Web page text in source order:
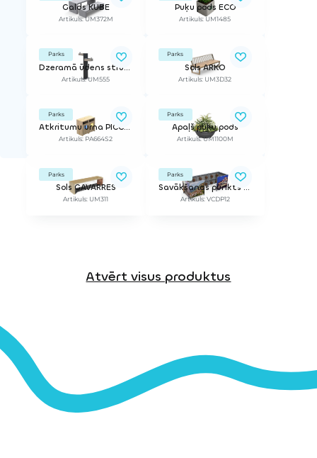
Galds KUBE
Artikuls: UM372M
Puķu pods ECO
Artikuls: UM1485
Parks
Dzeramā ūdens strūklaka TREE
Artikuls: UM555
Parks
Sols ARKO
Artikuls: UM3D32
Parks
Atkritumu urna PICCO 2
Artikuls: PA664S2
Parks
Apaļš puķu pods
Artikuls: UM1100M
Parks
Sols GAVARRES
Artikuls: UM311
Parks
Savākšanas punkts EKA
Artikuls: VCDP12
Atvērt visus produktus